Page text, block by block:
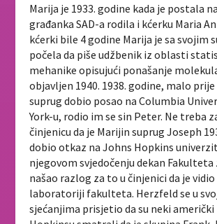
Marija je 1933. godine kada je postala
građanka SAD-a rodila i kćerku Maria
kćerki bile 4 godine Marija je sa svojim
počela da piše udžbenik iz oblasti
mehanike opisujući ponašanje
objavljen 1940. 1938. godine, malo
suprug dobio posao na Columbia
York-u, rodio im se sin Peter. Ne treba
činjenicu da je Marijin suprug Joseph
dobio otkaz na Johns Hopkins
njegovom svjedočenju dekan Fakulteta
našao razlog za to u činjenici da je vidio
laboratoriji fakulteta. Herzfeld se u
sjećanjima prisjetio da su neki